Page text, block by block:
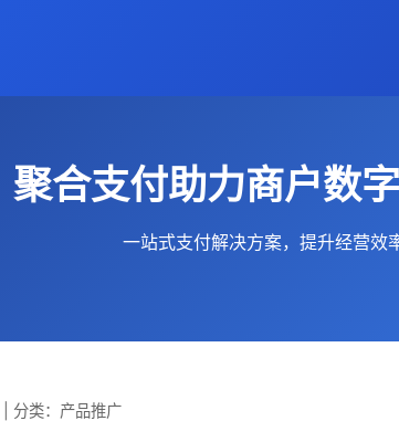
聚合支付助力商户数
一站式支付解决方案，提升经营效
分类：产品推广